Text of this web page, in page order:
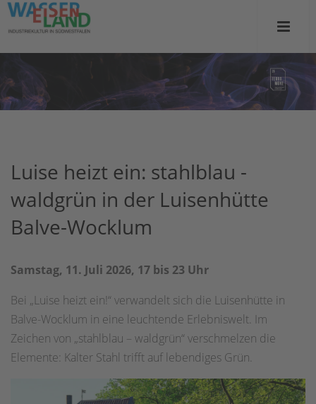
Luise heizt ein: stahlblau -
waldgrün in der Luisenhütte
Balve-Wocklum
Samstag, 11. Juli 2026, 17 bis 23 Uhr
Bei „Luise heizt ein!“ verwandelt sich die Luisenhütte in
Balve-Wocklum in eine leuchtende Erlebniswelt. Im
Zeichen von „stahlblau – waldgrün“ verschmelzen die
Elemente: Kalter Stahl trifft auf lebendiges Grün.